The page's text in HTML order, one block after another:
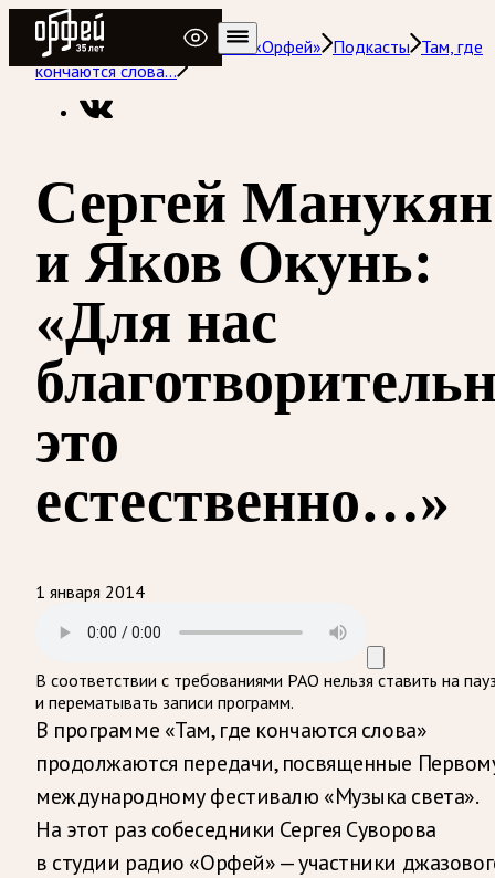
Радио Орфей
Радио классической музыки «Орфей» Подкасты Там, где
кончаются слова…
Сергей Манукян
и Яков Окунь:
«Для нас
это
естественно…»
1 января 2014
В соответствии с требованиями РАО нельзя ставить на
и перематывать записи программ.
В программе «Там, где кончаются слова»
продолжаются передачи, посвященные
международному фестивалю «Музыка света».
На этот раз собеседники Сергея Суворова
в студии радио «Орфей» — участники